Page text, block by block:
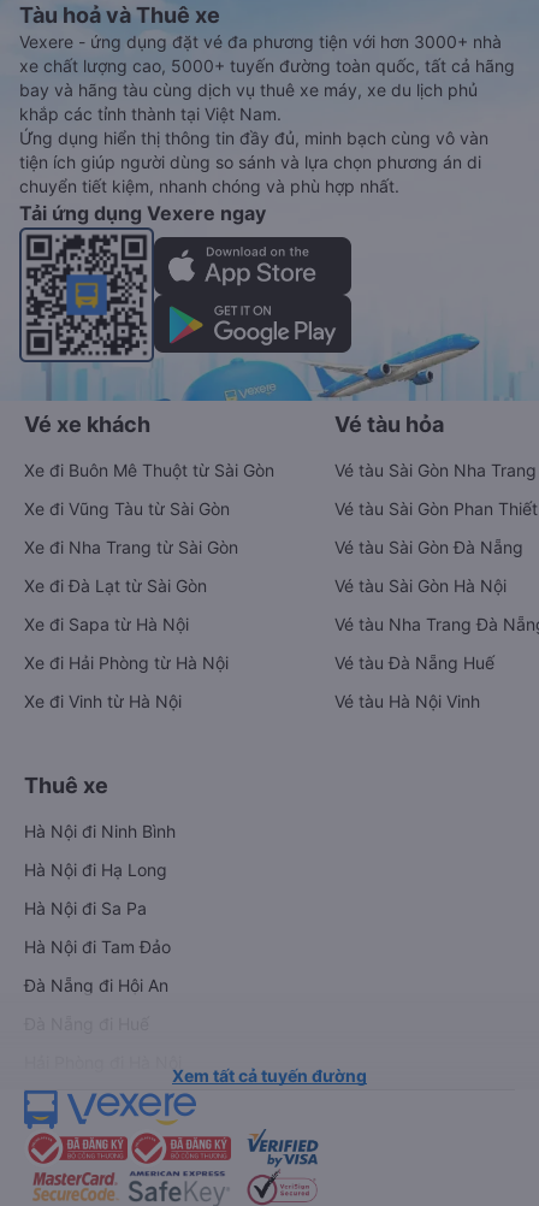
Tàu hoả và Thuê xe
Vexere - ứng dụng đặt vé đa phương tiện với hơn 3000+ nhà
xe chất lượng cao, 5000+ tuyến đường toàn quốc, tất cả hãng
bay và hãng tàu cùng dịch vụ thuê xe máy, xe du lịch phủ
khắp các tỉnh thành tại Việt Nam.
Ứng dụng hiển thị thông tin đầy đủ, minh bạch cùng vô vàn
tiện ích giúp người dùng so sánh và lựa chọn phương án di
chuyển tiết kiệm, nhanh chóng và phù hợp nhất.
Tải ứng dụng Vexere ngay
Vé xe khách
Xe đi Buôn Mê Thuột từ Sài Gòn
Xe đi Vũng Tàu từ Sài Gòn
Xe đi Nha Trang từ Sài Gòn
Xe đi Đà Lạt từ Sài Gòn
Xe đi Sapa từ Hà Nội
Xe đi Hải Phòng từ Hà Nội
Xe đi Vinh từ Hà Nội
Vé tàu hỏa
Vé tàu Sài Gòn Nha Trang
Vé tàu Sài Gòn Phan Thiết
Vé tàu Sài Gòn Đà Nẵng
Vé tàu Sài Gòn Hà Nội
Vé tàu Nha Trang Đà
Vé tàu Đà Nẵng Huế
Vé tàu Hà Nội Vinh
Thuê xe
Hà Nội đi Ninh Bình
Hà Nội đi Hạ Long
Hà Nội đi Sa Pa
Hà Nội đi Tam Đảo
Đà Nẵng đi Hội An
Xem tất cả tuyến đường